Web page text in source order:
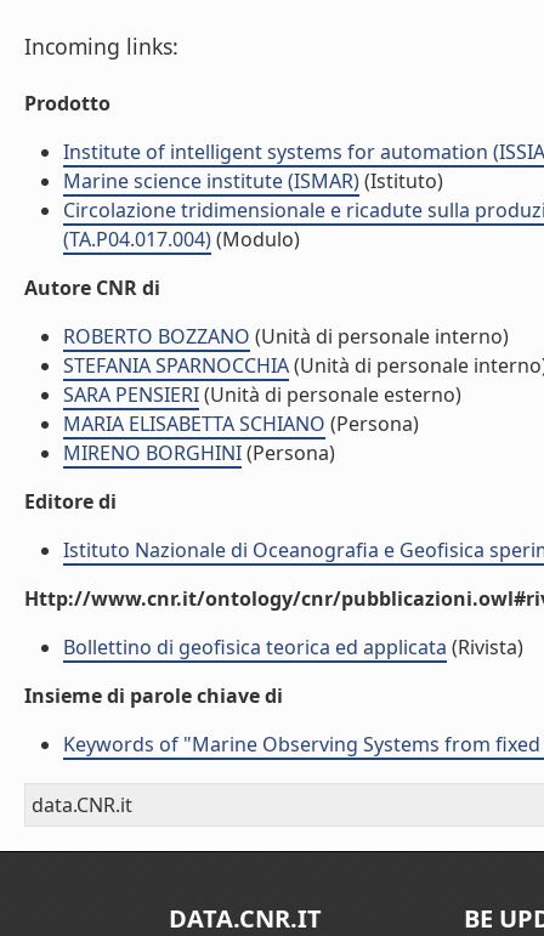
Incoming links:
Prodotto
Institute of intelligent systems for automation
Marine science institute (ISMAR)(Istituto)
Circolazione tridimensionale e ricadute sulla
(TA.P04.017.004)(Modulo)
Autore CNR di
ROBERTO BOZZANO (Unità di personale interno)
STEFANIA SPARNOCCHIA(Unità di personale
SARA PENSIERI(Unità di personale esterno)
MARIA ELISABETTA SCHIANO (Persona)
MIRENO BORGHINI(Persona)
Editore di
Istituto Nazionale di Oceanografia e Geofisica
Http://www.cnr.it/ontology/cnr/
Bollettino di geofisica teorica ed applicata (Rivista)
Insieme di parole chiave di
Keywords of "Marine Observing Systems from
data.CNR.it
DATA.CNR.IT BE